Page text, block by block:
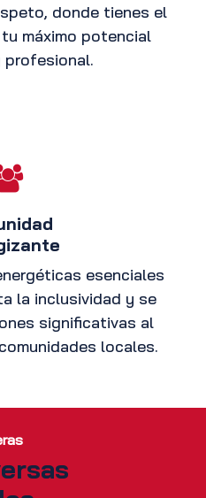
donde tienes el
máximo potencial
profesional.
esenciales
la inclusividad y se
significativas al
locales.